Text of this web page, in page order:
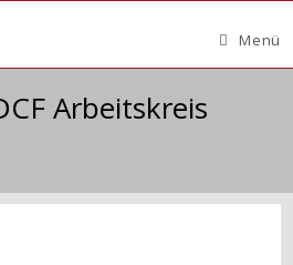
Menü
Arbeitskreis